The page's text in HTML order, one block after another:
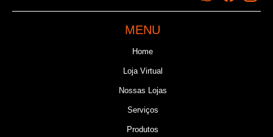
MENU
Home
Loja Virtual
Nossas Lojas
Serviços
Produtos